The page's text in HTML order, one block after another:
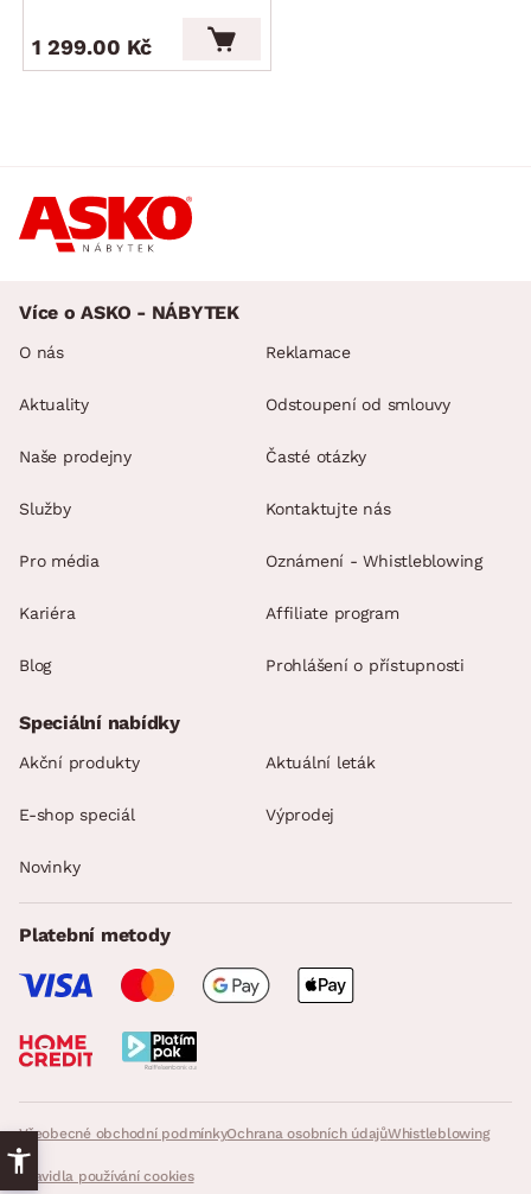
1 299.00 Kč
Více o ASKO - NÁBYTEK
O nás
Aktuality
Naše prodejny
Služby
Pro média
Kariéra
Blog
Reklamace
Odstoupení od smlouvy
Časté otázky
Kontaktujte nás
Oznámení - Whistleblowing
Affiliate program
Prohlášení o přístupnosti
Všeobecné obchodní podmínkyOchrana osobních údajůWhistleblowing
Pravidla používání cookies
Speciální nabídky
Akční produkty Aktuální leták
E-shop speciál Výprodej
Novinky
Platební metody